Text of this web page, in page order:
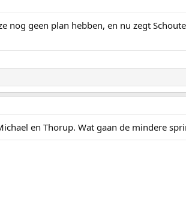
nog geen plan hebben, en nu zegt
en Thorup. Wat gaan de mindere